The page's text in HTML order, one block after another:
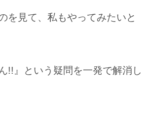
を見て、私もやってみたいと
!!』という疑問を一発で解消し